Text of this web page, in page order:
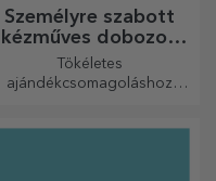
Személyre szabott
kézműves dobozok
matricákkal
Tökéletes
ajándékcsomagoláshoz